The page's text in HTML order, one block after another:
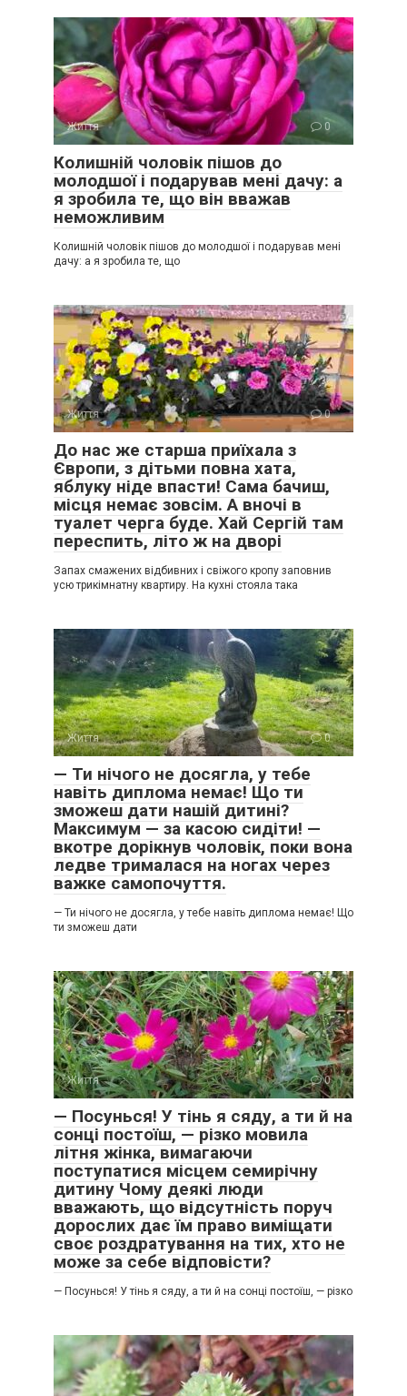
Життя 0
Колишній чоловік пішов до
молодшої і подарував мені дачу: а
я зробила те, що він вважав
неможливим
Колишній чоловік пішов до молодшої і подарував мені
дачу: а я зробила те, що
Життя 0
До нас же старша приїхала з
Європи, з дітьми повна хата,
яблуку ніде впасти! Сама бачиш,
місця немає зовсім. А вночі в
туалет черга буде. Хай Сергій там
переспить, літо ж на дворі
Запах смажених відбивних і свіжого кропу заповнив
усю трикімнатну квартиру. На кухні стояла така
Життя 0
— Ти нічого не досягла, у тебе
навіть диплома немає! Що ти
зможеш дати нашій дитині?
Максимум — за касою сидіти! —
вкотре дорікнув чоловік, поки вона
ледве трималася на ногах через
важке самопочуття.
— Ти нічого не досягла, у тебе навіть диплома немає! Що
ти зможеш дати
Життя 0
— Посунься! У тінь я сяду, а ти й на
сонці постоїш, — різко мовила
літня жінка, вимагаючи
поступатися місцем семирічну
дитину Чому деякі люди
вважають, що відсутність поруч
дорослих дає їм право виміщати
своє роздратування на тих, хто не
може за себе відповісти?
— Посунься! У тінь я сяду, а ти й на сонці постоїш, — різко